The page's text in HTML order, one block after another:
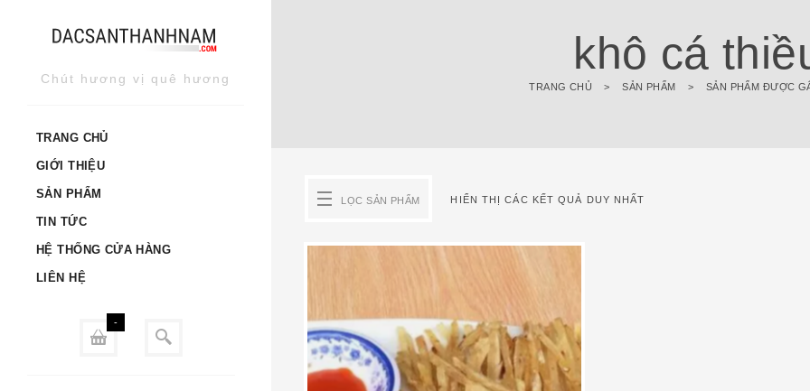
Chút hương vị quê hương
TRANG CHỦ
GIỚI THIỆU
SẢN PHẨM
TIN TỨC
HỆ THỐNG CỬA HÀNG
LIÊN HỆ
-
khô cá
TRANG CHỦ > SẢN PHẨM > SẢN PHẨM ĐƯỢC
LỌC SẢN PHẨM HIỂN THỊ CÁC KẾT QUẢ DUY NHẤT